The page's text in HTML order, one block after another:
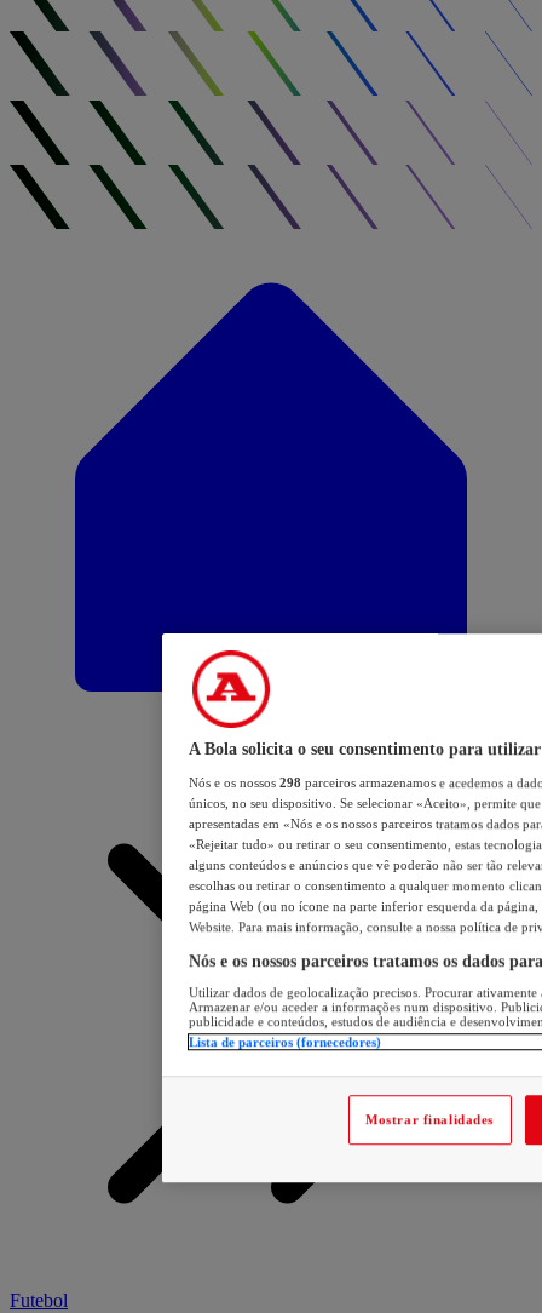
Futebol
A Bola solicita o seu consentimento para utilizar
Nós e os nossos 298 parceiros armazenamos e acedemos a
únicos, no seu dispositivo. Se selecionar «Aceito», permite
apresentadas em «Nós e os nossos parceiros tratamos dados
«Rejeitar tudo» ou retirar o seu consentimento, estas
alguns conteúdos e anúncios que vê poderão não ser tão
escolhas ou retirar o consentimento a qualquer momento
página Web (ou no ícone na parte inferior esquerda da página,
Website. Para mais informação, consulte a nossa política de
Nós e os nossos parceiros tratamos os dados
Utilizar dados de geolocalização precisos. Procurar
Armazenar e/ou aceder a informações num dispositivo.
publicidade e conteúdos, estudos de audiência e
Lista de parceiros (fornecedores)
Mostrar finalidades